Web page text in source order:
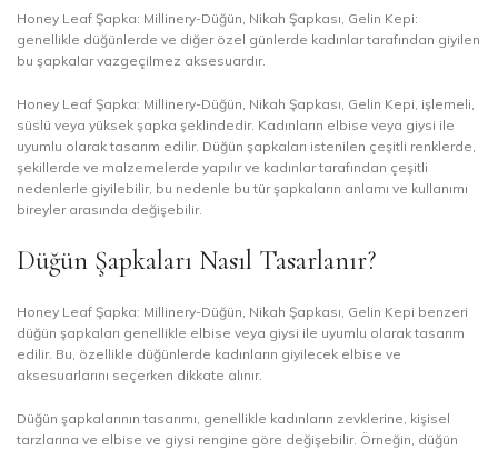
Honey Leaf Şapka: Millinery-Düğün, Nikah Şapkası, Gelin Kepi:
genellikle düğünlerde ve diğer özel günlerde kadınlar tarafından giyilen
bu şapkalar vazgeçilmez aksesuardır.
Honey Leaf Şapka: Millinery-Düğün, Nikah Şapkası, Gelin Kepi, işlemeli,
süslü veya yüksek şapka şeklindedir. Kadınların elbise veya giysi ile
uyumlu olarak tasarım edilir. Düğün şapkaları istenilen çeşitli renklerde,
şekillerde ve malzemelerde yapılır ve kadınlar tarafından çeşitli
nedenlerle giyilebilir, bu nedenle bu tür şapkaların anlamı ve kullanımı
bireyler arasında değişebilir.
Düğün Şapkaları Nasıl Tasarlanır?
Honey Leaf Şapka: Millinery-Düğün, Nikah Şapkası, Gelin Kepi benzeri
düğün şapkaları genellikle elbise veya giysi ile uyumlu olarak tasarım
edilir. Bu, özellikle düğünlerde kadınların giyilecek elbise ve
aksesuarlarını seçerken dikkate alınır.
Düğün şapkalarının tasarımı, genellikle kadınların zevklerine, kişisel
tarzlarına ve elbise ve giysi rengine göre değişebilir. Örneğin, düğün